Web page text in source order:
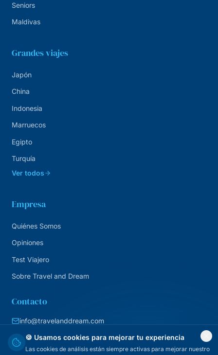
🍪 Usamos cookies para mejorar tu experiencia
Las cookies de análisis están siempre activas para mejorar nuestro
Seniors
Maldivas
Grandes viajes
Japón
China
Indonesia
Marruecos
Egipto
Turquía
Ver todos
Empresa
Quiénes Somos
Opiniones
Test Viajero
Sobre Travel and Dream
Contacto
info@travelanddream.com
+34 684 226 007
Agencia online · España